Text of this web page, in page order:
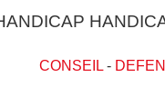
CONSEIL-